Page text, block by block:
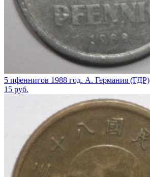
5 пфеннигов 1988 год. А. Германия (ГДР)
15 руб.